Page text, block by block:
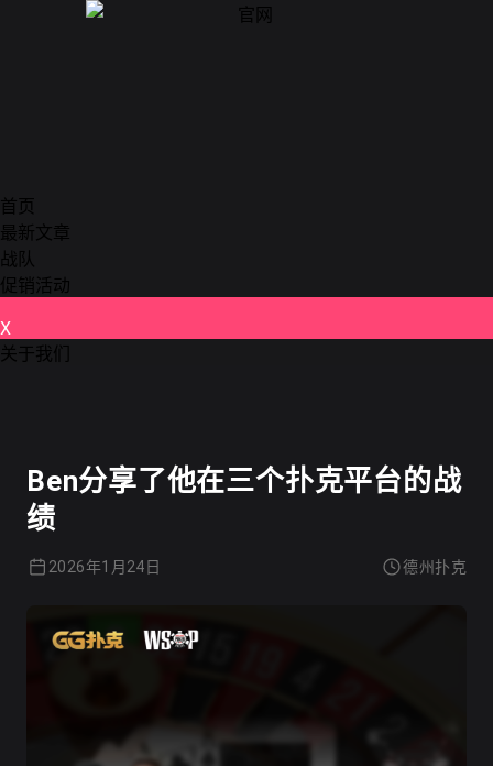
首页
最新文章
战队
促销活动
X
关于我们
Ben分享了他在三个扑克平台的战
绩
2026年1月24日 德州扑克